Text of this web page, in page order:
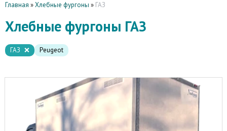
Главная »Хлебные фургоны » ГАЗ
Хлебные фургоны ГАЗ
ГАЗ Peugeot